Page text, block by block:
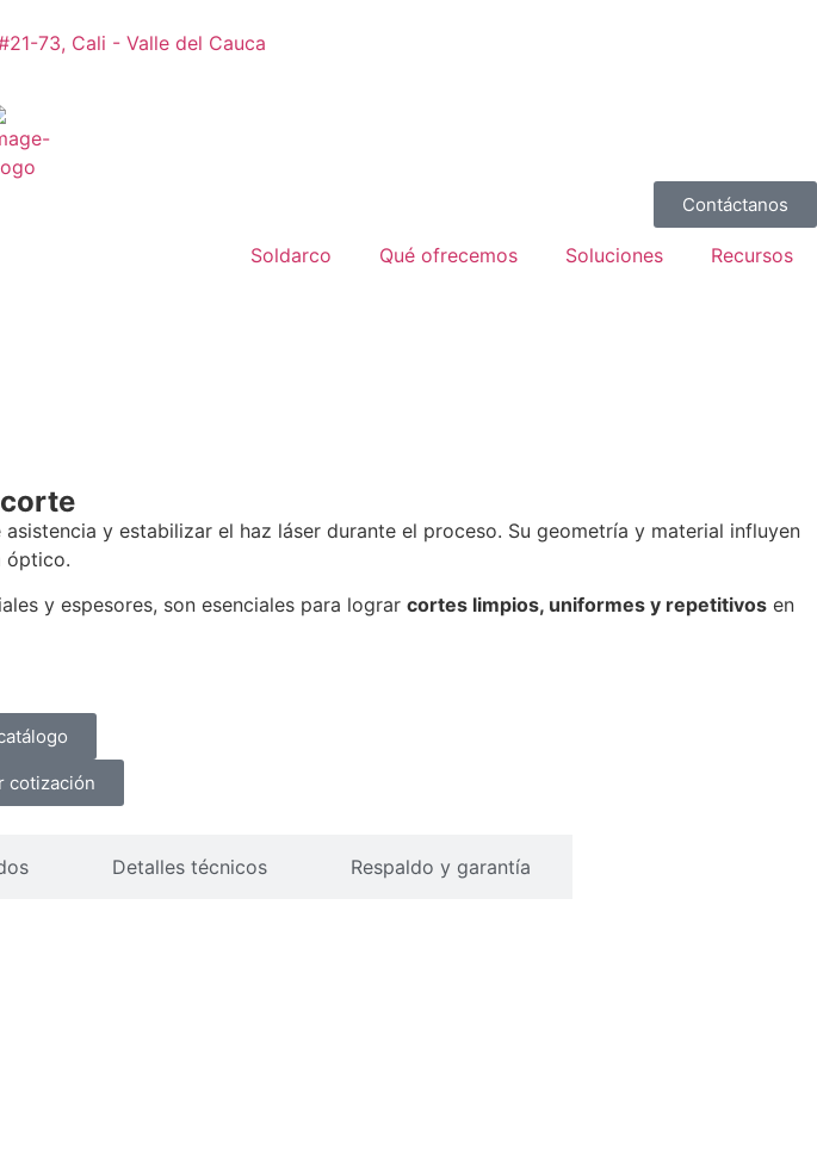
73, Cali - Valle del Cauca
Contáctanos
Soldarco Qué ofrecemos Soluciones Recursos
y estabilizar el haz láser durante el proceso. Su geometría y material influyen
óptico.
y espesores, son esenciales para lograr cortes limpios, uniformes y repetitivos en
cotización
Detalles técnicos Respaldo y garantía